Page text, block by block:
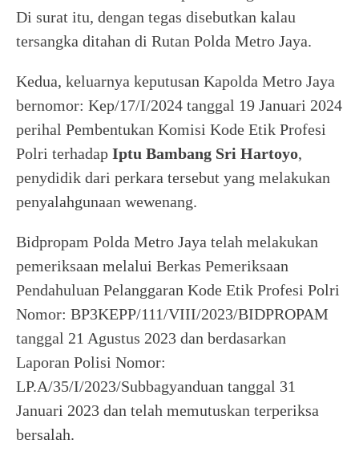
Di surat itu, dengan tegas disebutkan kalau
tersangka ditahan di Rutan Polda Metro Jaya.
Kedua, keluarnya keputusan Kapolda Metro Jaya
bernomor: Kep/17/I/2024 tanggal 19 Januari 2024
perihal Pembentukan Komisi Kode Etik Profesi
Polri terhadap Iptu Bambang Sri Hartoyo,
penydidik dari perkara tersebut yang melakukan
penyalahgunaan wewenang.
Bidpropam Polda Metro Jaya telah melakukan
pemeriksaan melalui Berkas Pemeriksaan
Pendahuluan Pelanggaran Kode Etik Profesi Polri
Nomor: BP3KEPP/111/VIII/2023/BIDPROPAM
tanggal 21 Agustus 2023 dan berdasarkan
Laporan Polisi Nomor:
LP.A/35/I/2023/Subbagyanduan tanggal 31
Januari 2023 dan telah memutuskan terperiksa
bersalah.